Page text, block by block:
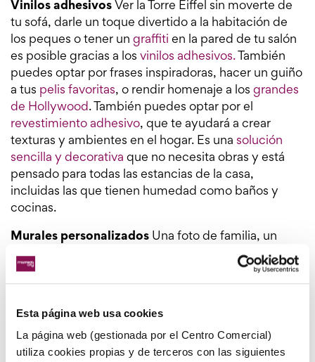
Esta página web usa cookies
La página web (gestionada por el Centro Comercial)
utiliza cookies propias y de terceros con las siguientes
Vinilos adhesivos Ver la Torre Eiffel sin moverte de
tu sofá, darle un toque divertido a la habitación de
los peques o tener un graffiti en la pared de tu salón
es posible gracias a los vinilos adhesivos. También
puedes optar por frases inspiradoras, hacer un guiño
a tus pelis favoritas, o rendir homenaje a los grandes
de Hollywood. También puedes optar por el
revestimiento adhesivo, que te ayudará a crear
texturas y ambientes en el hogar. Es una solución
sencilla y decorativa que no necesita obras y está
pensado para todas las estancias de la casa,
incluidas las que tienen humedad como baños y
cocinas.
Murales personalizados Una foto de familia, un
paisaje que te trae buenos recuerdos, la portada de
tu disco favorito… Leroy Merlin te ofrece la
posibilidad de crear unmural personalizadocon la
imagen digital que quieras a la sección de
decoración de la tienda y realizarán un mural de
papel pintado a la medida. También tienes la opción